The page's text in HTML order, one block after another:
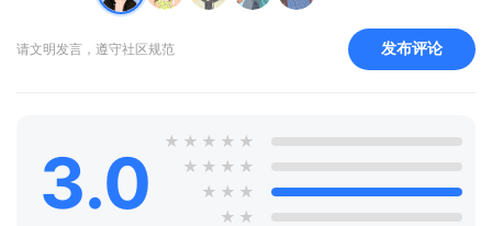
请文明发言，遵守社区规范 发布评论
3.0 ★ ★ ★ ★ ★
★ ★ ★ ★
★ ★ ★
★ ★